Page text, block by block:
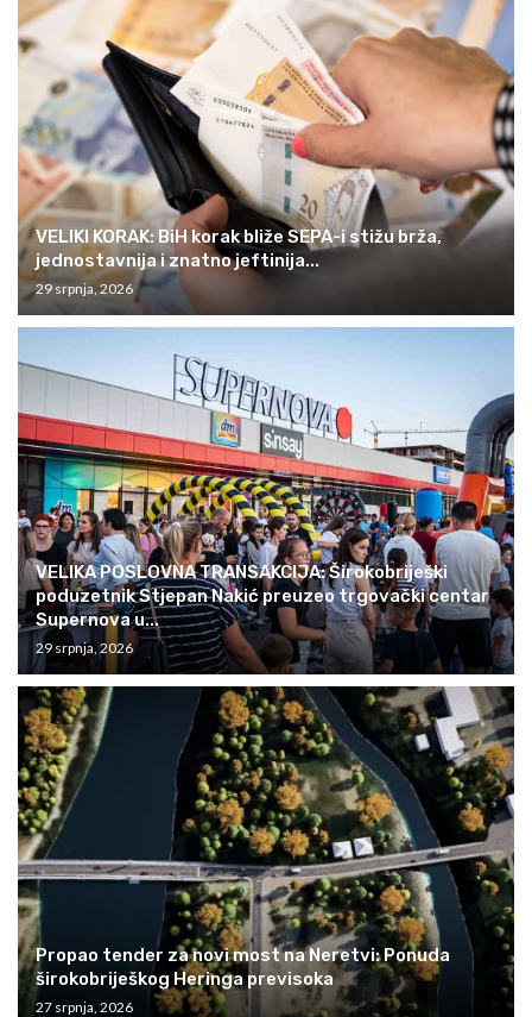
VELIKI KORAK: BiH korak bliže SEPA-i stižu brža,
jednostavnija i znatno jeftinija...
29 srpnja, 2026
VELIKA POSLOVNA TRANSAKCIJA: Širokobriješki
poduzetnik Stjepan Nakić preuzeo trgovački centar
Supernova u...
29 srpnja, 2026
Propao tender za novi most na Neretvi: Ponuda
širokobriješkog Heringa previsoka
27 srpnja, 2026